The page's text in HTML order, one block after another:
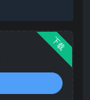
下载